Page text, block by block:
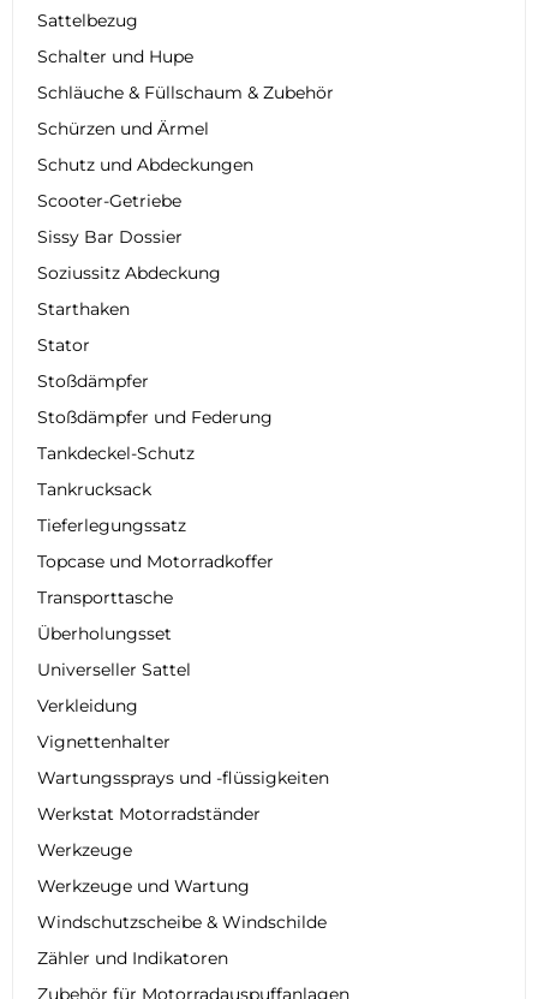
Sattelbezug
Schalter und Hupe
Schläuche & Füllschaum & Zubehör
Schürzen und Ärmel
Schutz und Abdeckungen
Scooter-Getriebe
Sissy Bar Dossier
Soziussitz Abdeckung
Starthaken
Stator
Stoßdämpfer
Stoßdämpfer und Federung
Tankdeckel-Schutz
Tankrucksack
Tieferlegungssatz
Topcase und Motorradkoffer
Transporttasche
Überholungsset
Universeller Sattel
Verkleidung
Vignettenhalter
Wartungssprays und -flüssigkeiten
Werkstat Motorradständer
Werkzeuge
Werkzeuge und Wartung
Windschutzscheibe & Windschilde
Zähler und Indikatoren
Zubehör für Motorradauspuffanlagen